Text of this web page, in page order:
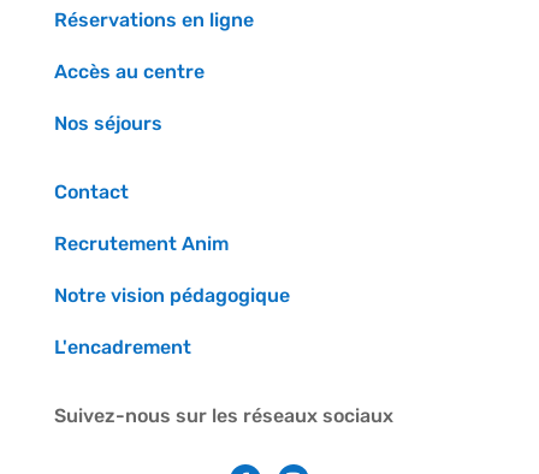
Réservations en ligne
Accès au centre
Nos séjours
Contact
Recrutement Anim
Notre vision pédagogique
L'encadrement
Suivez-nous sur les réseaux sociaux